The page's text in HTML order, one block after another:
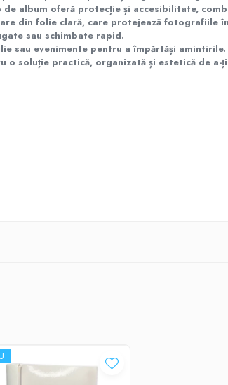
album oferă protecție și accesibilitate,
din folie clară, care protejează
sau schimbate rapid.
sau evenimente pentru a împărtăși amintirile.
o soluție practică, organizată și estetică de